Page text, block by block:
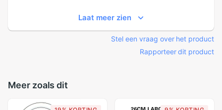
Laat meer zien
Stel een vraag over het product
Rapporteer dit product
Meer zoals dit